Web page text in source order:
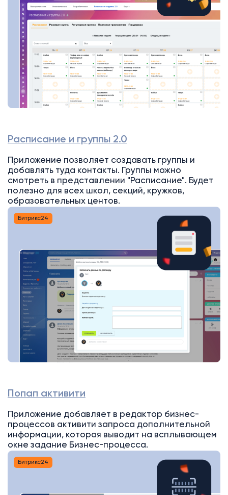
Расписание и группы 2.0
Приложение позволяет создавать группы и
добавлять туда контакты. Группы можно
смотреть в представлении "Расписание". Будет
полезно для всех школ, секций, кружков,
образовательных центов.
Битрикс24
Попап активити
Приложение добавляет в редактор бизнес-
процессов активити запроса дополнительной
информации, которая выводит на всплывающем
окне задание Бизнес-процесса.
Битрикс24